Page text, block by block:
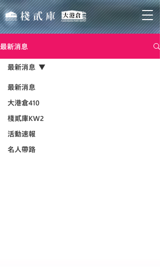
最新消息
最新消息
大港倉410
棧貳庫KW2
活動速報
名人帶路
最新消息